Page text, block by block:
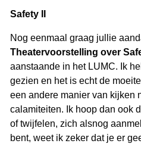
Safety II
Nog eenmaal graag jullie
Theatervoorstelling over
aanstaande in het LUMC. Ik
gezien en het is echt de
een andere manier van kijken
calamiteiten. Ik hoop dan ook
of twijfelen, zich alsnog
bent, weet ik zeker dat je er